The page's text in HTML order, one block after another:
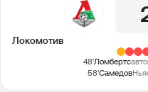
Локомотив
48'Ломбертс
58'Самедов